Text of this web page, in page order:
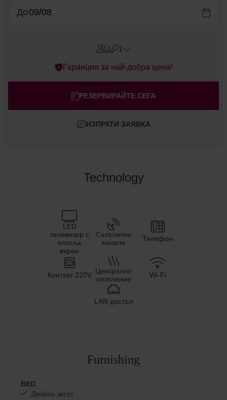
До
2 1
Errors?
Деца
Гаранция за най-добра цена!
РЕЗЕРВИРАЙТЕ СЕГА
ИЗПРАТИ ЗАЯВКА
Technology
LED
телевизор с
плосък
екран
Сателитни
канали
Телефон
Контакт 220V Централно
отопление
Wi-Fi
LAN достъп
Furnishing
BED
Двойно легло